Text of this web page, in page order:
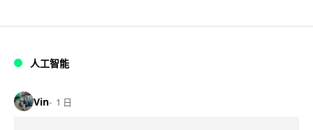
人工智能
Vin 1 日